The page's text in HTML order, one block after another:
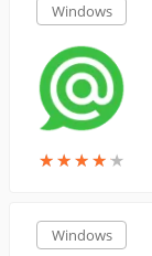
Windows
★★★★★
★★★★★
Windows